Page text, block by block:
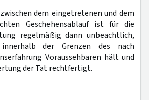
dem eingetretenen und dem
Geschehensablauf ist für die
regelmäßig dann unbeachtlich,
der Grenzen des nach
Voraussehbaren hält und
der Tat rechtfertigt.